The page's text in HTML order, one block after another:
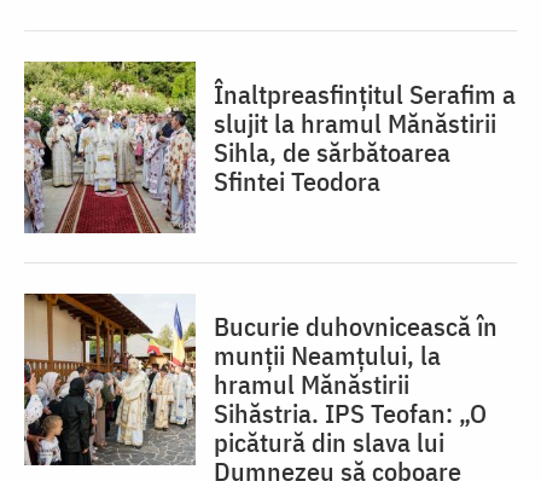
Înaltpreasfințitul Serafim a
slujit la hramul Mănăstirii
Sihla, de sărbătoarea
Sfintei Teodora
Bucurie duhovnicească în
munții Neamțului, la
hramul Mănăstirii
Sihăstria. IPS Teofan: „O
picătură din slava lui
Dumnezeu să coboare